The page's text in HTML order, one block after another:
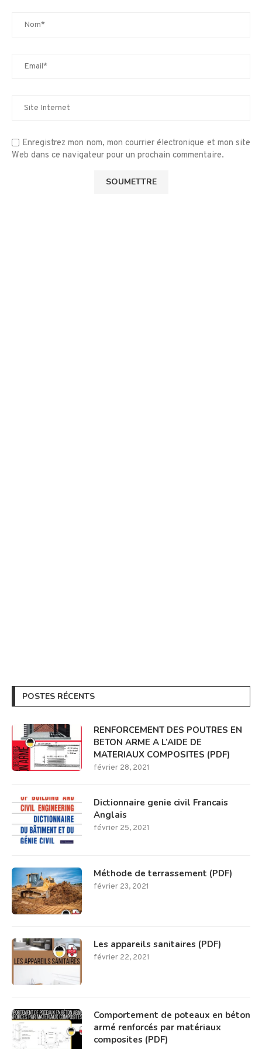
Enregistrez mon nom, mon courrier électronique et mon site
Web dans ce navigateur pour un prochain commentaire.
POSTES RÉCENTS
RENFORCEMENT DES POUTRES EN
BETON ARME A L’AIDE DE
MATERIAUX COMPOSITES (PDF)
février 28, 2021
Dictionnaire genie civil Francais
Anglais
février 25, 2021
Méthode de terrassement (PDF)
février 23, 2021
Les appareils sanitaires (PDF)
février 22, 2021
Comportement de poteaux en béton
armé renforcés par matériaux
composites (PDF)